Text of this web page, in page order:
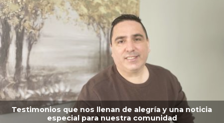
Testimonios que nos llenan de alegría y una noticia
especial para nuestra comunidad